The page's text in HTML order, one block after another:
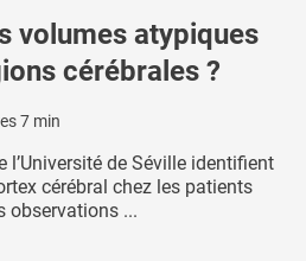
volumes atypiques
cérébrales ?
7 min
l’Université de Séville identifient
cérébral chez les patients
observations ...